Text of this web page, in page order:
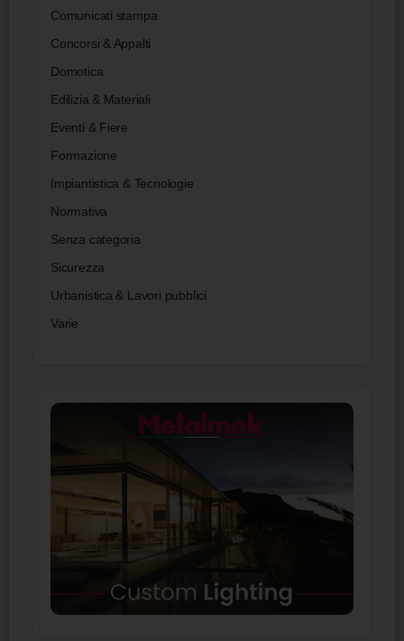
Comunicati stampa
Concorsi & Appalti
Domotica
Edilizia & Materiali
Eventi & Fiere
Formazione
Impiantistica & Tecnologie
Normativa
Senza categoria
Sicurezza
Urbanistica & Lavori pubblici
Varie